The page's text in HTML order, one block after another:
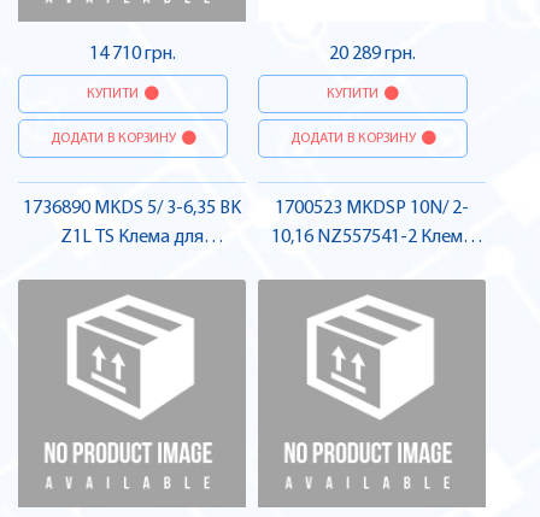
14 710 грн.
КУПИТИ
ДОДАТИ В КОРЗИНУ
20 289 грн.
КУПИТИ
ДОДАТИ В КОРЗИНУ
1736890 MKDS 5/ 3-6,35 BK
Z1L TS Клема для
Pheonix Contact
1700523 MKDSP 10N/ 2-
10,16 NZ557541-2 Клема
Pheonix Contact